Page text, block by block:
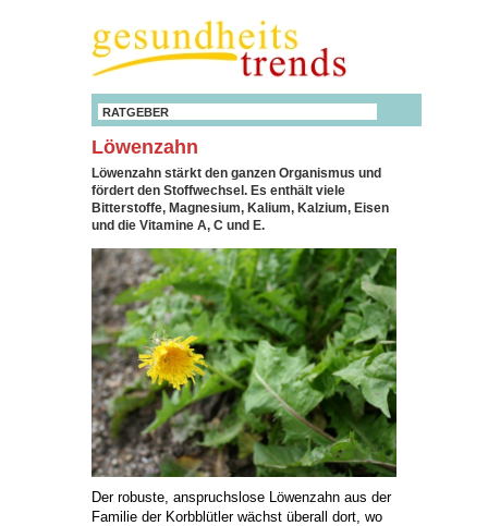
RATGEBER
Löwenzahn
Löwenzahn stärkt den ganzen Organismus und
fördert den Stoffwechsel. Es enthält viele
Bitterstoffe, Magnesium, Kalium, Kalzium, Eisen
und die Vitamine A, C und E.
Der robuste, anspruchslose Löwenzahn aus der
Familie der Korbblütler wächst überall dort, wo